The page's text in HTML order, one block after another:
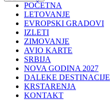
POČETNA
LETOVANJE
EVROPSKI GRADOVI
IZLETI
ZIMOVANJE
AVIO KARTE
SRBIJA
NOVA GODINA 2027
DALEKE DESTINACIJE
KRSTARENJA
KONTAKT